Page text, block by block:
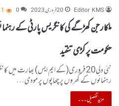
Editor KMS 20 فروری, 2023 0
ملکار جن کھڑگے کی کانگریس پارٹی کے
حکومت پر کڑی تنقید
نئی دلی20فروری(کے ایم ایس) بھارت
رہنمائوں کے گھروں پر چھاپوں پر مودی…
مزید تفصیل۔۔۔